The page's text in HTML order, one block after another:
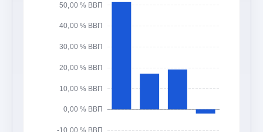
-10,00 % ВВП
0,00 % ВВП
10,00 % ВВП
20,00 % ВВП
30,00 % ВВП
40,00 % ВВП
50,00 % ВВП